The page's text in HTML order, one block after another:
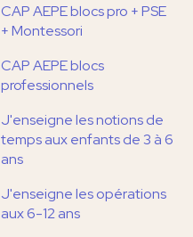
CAP AEPE blocs pro + PSE
+ Montessori
CAP AEPE blocs
professionnels
J'enseigne les notions de
temps aux enfants de 3 à 6
ans
J'enseigne les opérations
aux 6-12 ans